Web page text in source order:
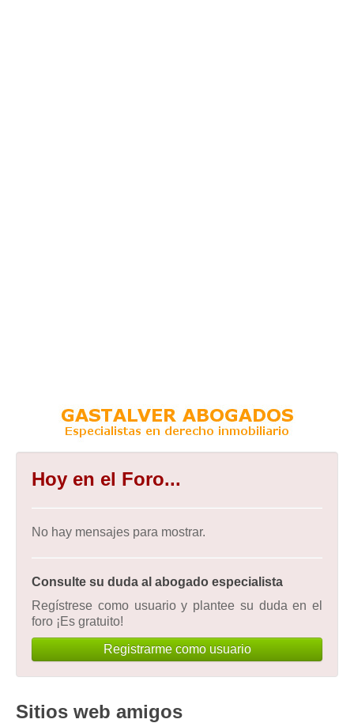
Hoy en el Foro...
No hay mensajes para mostrar.
Consulte su duda al abogado especialista
Regístrese como usuario y plantee su duda en el
foro ¡Es gratuito!
Registrarme como usuario
Sitios web amigos